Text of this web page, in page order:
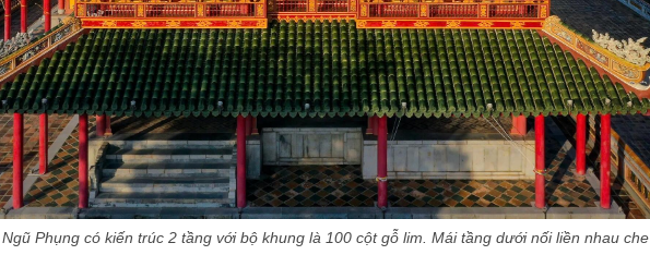
Phụng có kiến trúc 2 tầng với bộ khung là 100 cột gỗ lim. Mái tầng dưới nối liền nhau che